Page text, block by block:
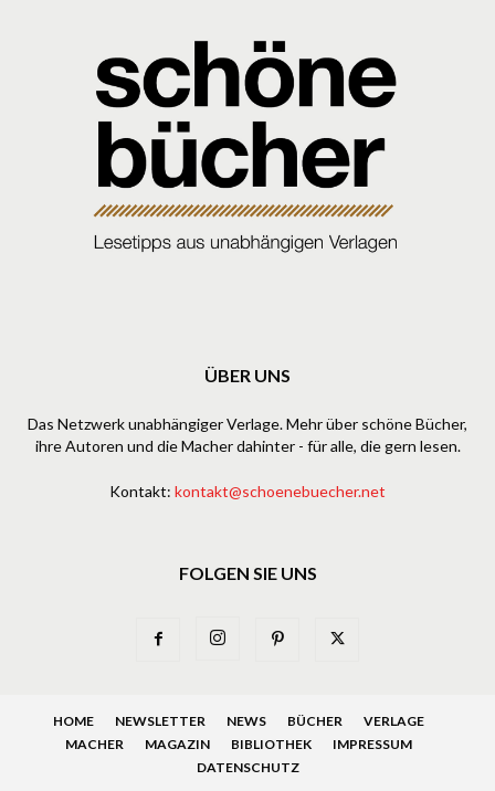
ÜBER UNS
Das Netzwerk unabhängiger Verlage. Mehr über schöne Bücher,
ihre Autoren und die Macher dahinter - für alle, die gern lesen.
Kontakt: kontakt@schoenebuecher.net
FOLGEN SIE UNS
HOME NEWSLETTER NEWS BÜCHER
VERLAGE
MACHER
MAGAZIN BIBLIOTHEK
IMPRESSUM
DATENSCHUTZ